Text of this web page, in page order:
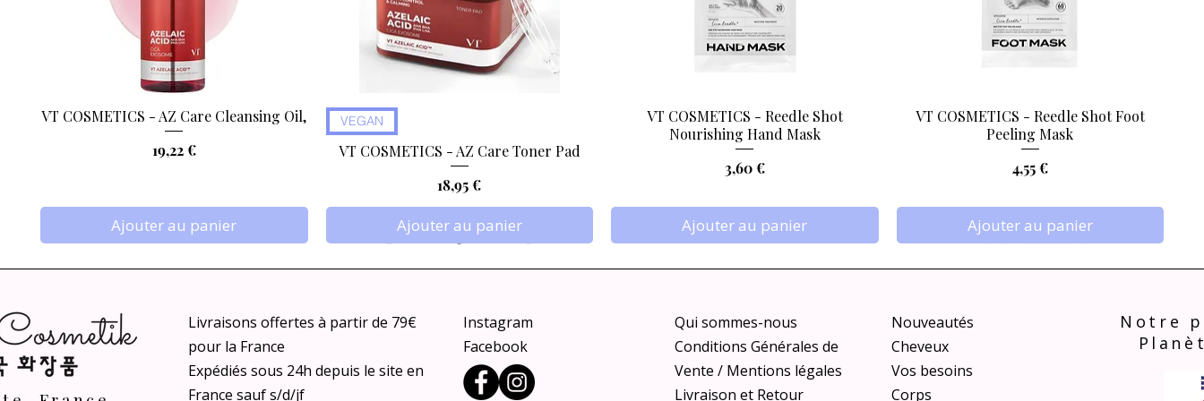
Aperçu rapide
VT COSMETICS - AZ Care Cleansing Oil,
Prix
19,22 €
Ajouter au panier
VEGAN
VT COSMETICS - AZ Care Toner Pad
Prix
18,95 €
Ajouter au panier
Aperçu rapide
VT COSMETICS - Reedle Shot
Nourishing Hand Mask
Prix
3,60 €
Ajouter au panier
Aperçu rapide
VT COSMETICS - Reedle Shot Foot
Peeling Mask
Prix
4,55 €
Ajouter au panier
Livraisons offertes à partir de 79€
pour la France
Expédiés sous 24h depuis le site en
France sauf s/d/jf
Instagram
Facebook
Qui sommes-nous
Conditions Générales de
Vente / Mentions légales
Livraison et Retour
Nouveautés
Cheveux
Vos besoins
Corps
Notre